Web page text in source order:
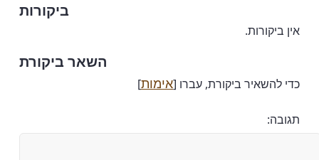
ביקורות
אין ביקורות.
השאר ביקורת
כדי להשאיר ביקורת, עברו [אימות]
תגובה: